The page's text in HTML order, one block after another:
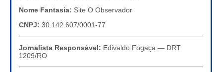
Nome Fantasia: Site O Observador
CNPJ: 30.142.607/0001-77
Jornalista Responsável: Edivaldo Fogaça — DRT
1209/RO